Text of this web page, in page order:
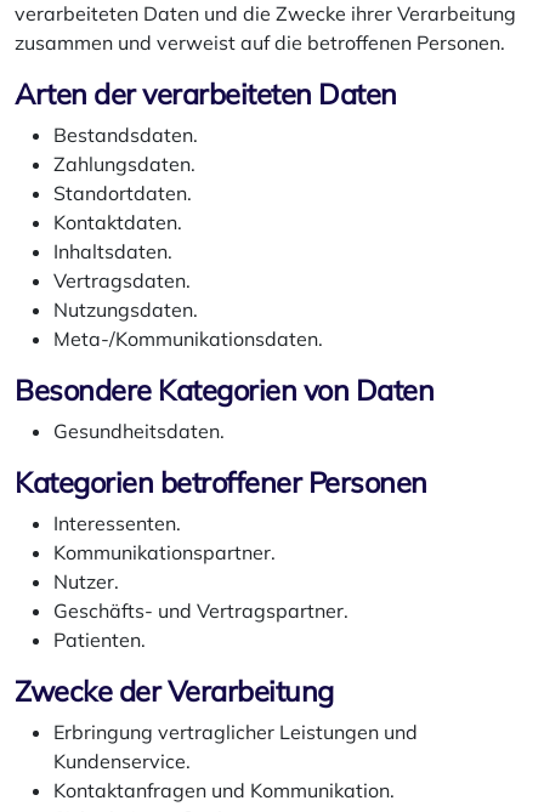
verarbeiteten Daten und die Zwecke ihrer Verarbeitung
zusammen und verweist auf die betroffenen Personen.
Arten der verarbeiteten Daten
Bestandsdaten.
Zahlungsdaten.
Standortdaten.
Kontaktdaten.
Inhaltsdaten.
Vertragsdaten.
Nutzungsdaten.
Meta-/Kommunikationsdaten.
Besondere Kategorien von Daten
Gesundheitsdaten.
Kategorien betroffener Personen
Interessenten.
Kommunikationspartner.
Nutzer.
Geschäfts- und Vertragspartner.
Patienten.
Zwecke der Verarbeitung
Erbringung vertraglicher Leistungen und
Kundenservice.
Kontaktanfragen und Kommunikation.